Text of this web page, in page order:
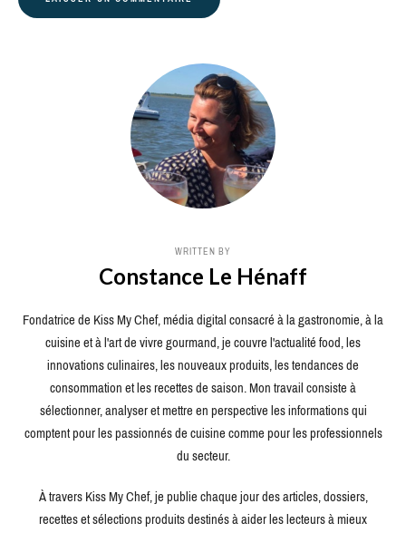
WRITTEN BY
Constance Le Hénaff
Fondatrice de Kiss My Chef, média digital consacré à la gastronomie, à la
cuisine et à l'art de vivre gourmand, je couvre l'actualité food, les
innovations culinaires, les nouveaux produits, les tendances de
consommation et les recettes de saison. Mon travail consiste à
sélectionner, analyser et mettre en perspective les informations qui
comptent pour les passionnés de cuisine comme pour les professionnels
du secteur.
À travers Kiss My Chef, je publie chaque jour des articles, dossiers,
recettes et sélections produits destinés à aider les lecteurs à mieux